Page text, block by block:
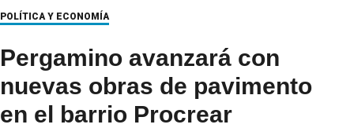
POLÍTICA Y ECONOMÍA
Pergamino avanzará con
nuevas obras de pavimento
en el barrio Procrear